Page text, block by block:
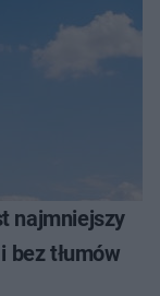
najmniejszy
bez tłumów